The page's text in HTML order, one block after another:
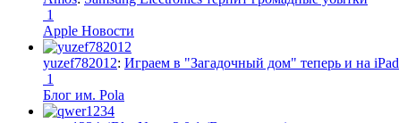
1
Apple Новости
yuzef782012: Играем в "Загадочный дом" теперь и на iPad
1
Блог им. Pola